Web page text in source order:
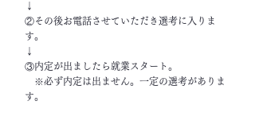
↓
②その後お電話させていただき選考に入りま
す。
↓
③内定が出ましたら就業スタート。
※必ず内定は出ません。一定の選考がありま
す。